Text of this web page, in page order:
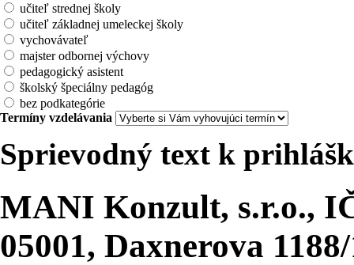
učiteľ strednej školy
učiteľ základnej umeleckej školy
vychovávateľ
majster odbornej výchovy
pedagogický asistent
školský špeciálny pedagóg
bez podkategórie
Termíny vzdelávania
Sprievodný text k
MANI Konzult, s.r.o.,
05001, Daxnerova